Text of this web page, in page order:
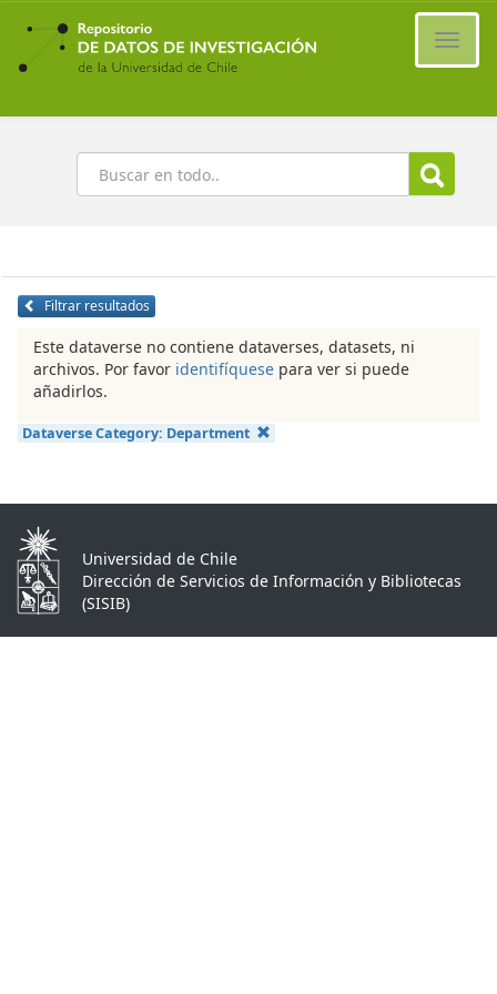
Ir
contenido
principal
Buscar
Filtrar resultados
Este dataverse no contiene dataverses, datasets, ni
archivos. Por favor identifíquese para ver si puede
añadirlos.
Dataverse Category: Department
Universidad de Chile
Dirección de Servicios de Información y Bibliotecas
(SISIB)